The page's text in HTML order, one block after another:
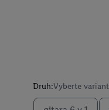
Druh:Vyberte variant